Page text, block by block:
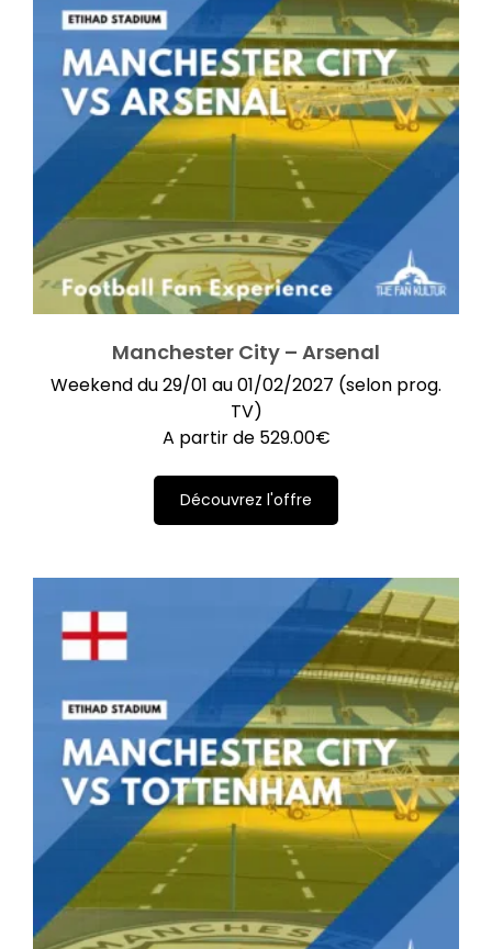
Manchester City – Arsenal
Weekend du 29/01 au 01/02/2027 (selon prog.
TV)
A partir de 529.00€
Découvrez l'offre